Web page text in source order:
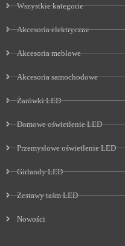
Wszystkie kategorie
Akcesoria elektryczne
Akcesoria meblowe
Akcesoria samochodowe
Żarówki LED
Domowe oświetlenie LED
Przemysłowe oświetlenie LED
Girlandy LED
Zestawy taśm LED
Nowości